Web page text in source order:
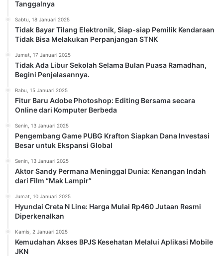
Tanggalnya
Sabtu, 18 Januari 2025
Tidak Bayar Tilang Elektronik, Siap-siap Pemilik Kendaraan
Tidak Bisa Melakukan Perpanjangan STNK
Jumat, 17 Januari 2025
Tidak Ada Libur Sekolah Selama Bulan Puasa Ramadhan,
Begini Penjelasannya.
Rabu, 15 Januari 2025
Fitur Baru Adobe Photoshop: Editing Bersama secara
Online dari Komputer Berbeda
Senin, 13 Januari 2025
Pengembang Game PUBG Krafton Siapkan Dana Investasi
Besar untuk Ekspansi Global
Senin, 13 Januari 2025
Aktor Sandy Permana Meninggal Dunia: Kenangan Indah
dari Film “Mak Lampir”
Jumat, 10 Januari 2025
Hyundai Creta N Line: Harga Mulai Rp460 Jutaan Resmi
Diperkenalkan
Kamis, 2 Januari 2025
Kemudahan Akses BPJS Kesehatan Melalui Aplikasi Mobile
JKN